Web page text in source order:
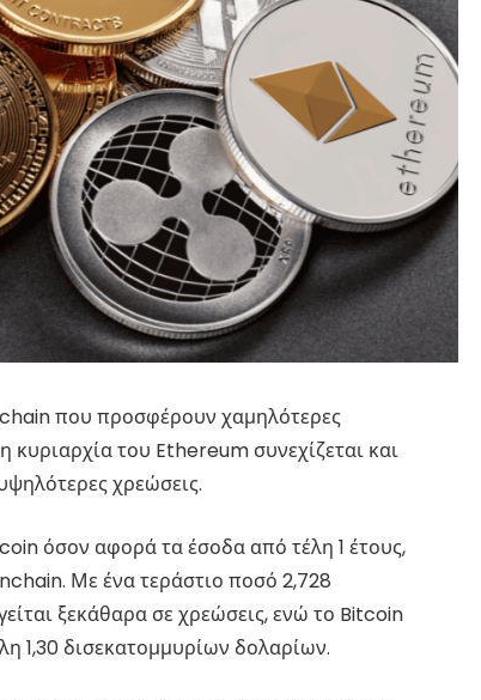
που προσφέρουν χαμηλότερες
του Ethereum συνεχίζεται και
χρεώσεις.
όσον αφορά τα έσοδα από τέλη 1 έτους,
Με ένα τεράστιο ποσό 2,728
ξεκάθαρα σε χρεώσεις, ενώ το Bitcoin
1,30 δισεκατομμυρίων δολαρίων.